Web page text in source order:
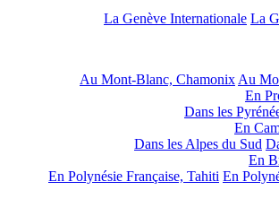
La Genève Internationale La
Au Mont-Blanc, ChamonixAu
En
Dans les
En
Dans les Alpes du Sud
En
En Polynésie Française, Tahiti En